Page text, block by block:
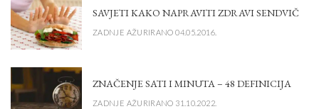
SAVJETI KAKO NAPRAVITI ZDRAVI SENDVIČ
ZADNJE AŽURIRANO 04.05.2016.
ZNAČENJE SATI I MINUTA – 48 DEFINICIJA
ZADNJE AŽURIRANO 31.10.2022.